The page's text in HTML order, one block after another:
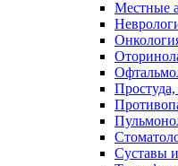
Местные
Суставы